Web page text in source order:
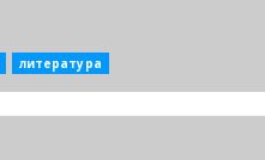
литература